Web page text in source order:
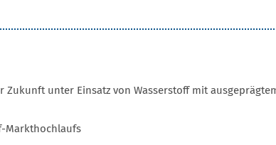
unter Einsatz von Wasserstoff mit
Markthochlaufs